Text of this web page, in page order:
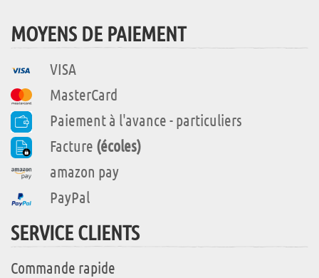
MOYENS DE PAIEMENT
VISA
MasterCard
Paiement à l'avance - particuliers
Facture (écoles)
amazon pay
PayPal
SERVICE CLIENTS
Commande rapide